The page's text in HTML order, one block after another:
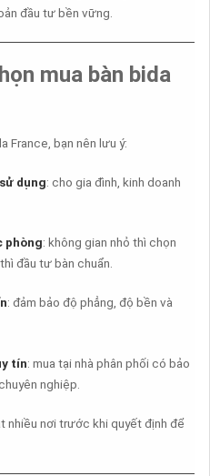
đầu tư bền vững.
mua bàn bida
France, bạn nên lưu ý:
dụng: cho gia đình, kinh doanh
phòng: không gian nhỏ thì chọn
đầu tư bàn chuẩn.
: đảm bảo độ phẳng, độ bền và
tín: mua tại nhà phân phối có bảo
nghiệp.
nhiều nơi trước khi quyết định để